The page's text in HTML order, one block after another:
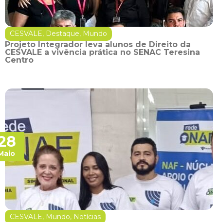
CESVALE, Destaque, Mundo
Projeto Integrador leva alunos de Direito da
CESVALE a vivência prática no SENAC Teresina
Centro
CESVALE, Mundo, Notícias